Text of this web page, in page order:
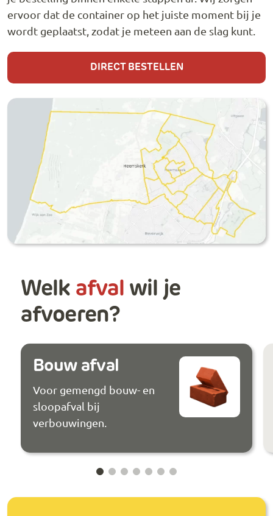
ervoor dat de container op het juiste moment bij je
wordt geplaatst, zodat je meteen aan de slag kunt.
DIRECT BESTELLEN
Welk afval wil je
afvoeren?
Bouw afval
Voor gemengd bouw- en
sloopafval bij
verbouwingen.